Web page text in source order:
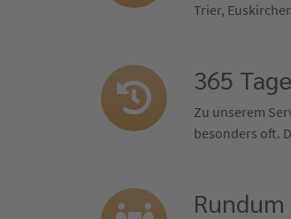
Trier,
365
Zu unserem
besonders oft.